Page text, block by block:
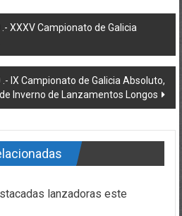
XXXV Campionato de Galicia
IX Campionato de Galicia Absoluto,
Inverno de Lanzamentos Longos
lanzadoras este